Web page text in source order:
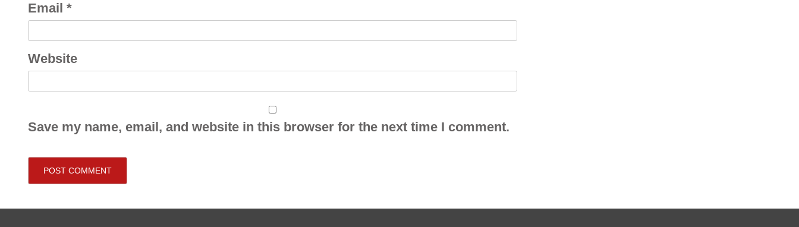
Email *
Website
Save my name, email, and website in this browser for the next time I comment.